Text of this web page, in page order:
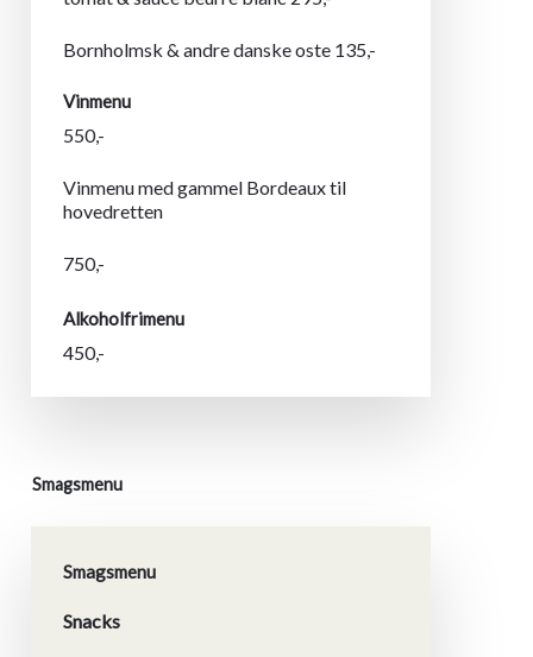
Bornholmsk & andre danske oste 135,-
Vinmenu
550,-
Vinmenu med gammel Bordeaux til
hovedretten
750,-
Alkoholfrimenu
450,-
Smagsmenu
Smagsmenu
Snacks